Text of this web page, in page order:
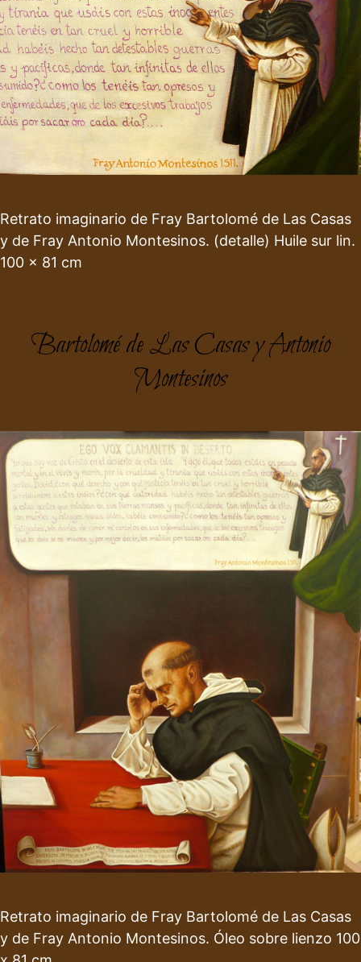
Retrato imaginario de Fray Bartolomé de Las Casas
y de Fray Antonio Montesinos. (detalle) Huile sur lin.
100 x 81 cm
Bartolomé de Las Casas y Antonio
Montesinos
Retrato imaginario de Fray Bartolomé de Las Casas
y de Fray Antonio Montesinos. Óleo sobre lienzo 100